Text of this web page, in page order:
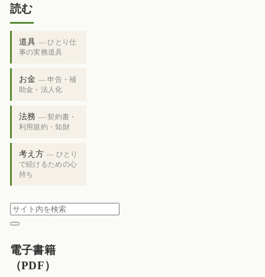
読む
道具 — ひとり仕
事の実務道具
お金 — 申告・補
助金・法人化
法務 — 契約書・
利用規約・知財
考え方 — ひとり
で続けるための心
持ち
電子書籍
（PDF）